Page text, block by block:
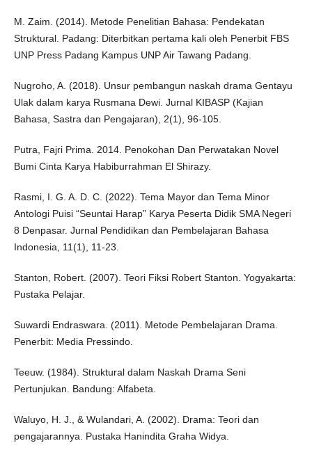
M. Zaim. (2014). Metode Penelitian Bahasa: Pendekatan
Struktural. Padang: Diterbitkan pertama kali oleh Penerbit FBS
UNP Press Padang Kampus UNP Air Tawang Padang.
Nugroho, A. (2018). Unsur pembangun naskah drama Gentayu
Ulak dalam karya Rusmana Dewi. Jurnal KIBASP (Kajian
Bahasa, Sastra dan Pengajaran), 2(1), 96-105.
Putra, Fajri Prima. 2014. Penokohan Dan Perwatakan Novel
Bumi Cinta Karya Habiburrahman El Shirazy.
Rasmi, I. G. A. D. C. (2022). Tema Mayor dan Tema Minor
Antologi Puisi “Seuntai Harap” Karya Peserta Didik SMA Negeri
8 Denpasar. Jurnal Pendidikan dan Pembelajaran Bahasa
Indonesia, 11(1), 11-23.
Stanton, Robert. (2007). Teori Fiksi Robert Stanton. Yogyakarta:
Pustaka Pelajar.
Suwardi Endraswara. (2011). Metode Pembelajaran Drama.
Penerbit: Media Pressindo.
Teeuw. (1984). Struktural dalam Naskah Drama Seni
Pertunjukan. Bandung: Alfabeta.
Waluyo, H. J., & Wulandari, A. (2002). Drama: Teori dan
pengajarannya. Pustaka Hanindita Graha Widya.